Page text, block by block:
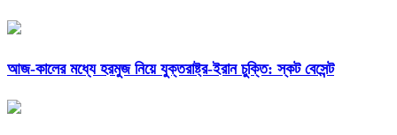
আজ-কালের মধ্যে হরমুজ নিয়ে যুক্তরাষ্ট্র-ইরান চুক্তি: স্কট বেসেন্ট